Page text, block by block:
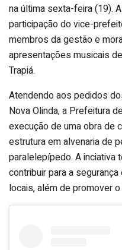
na última sexta-feira (19).
participação do vice-
membros da gestão e
apresentações musicais
Trapiá.
Atendendo aos pedidos
Nova Olinda, a Prefeitura
execução de uma obra de
estrutura em alvenaria de
paralelepípedo. A inciativa
contribuir para a
locais, além de promover